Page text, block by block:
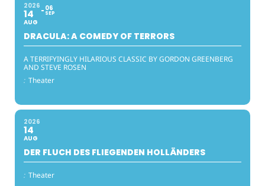
2026
14
AUG
06
SEP
DRACULA: A COMEDY OF TERRORS
A TERRIFYINGLY HILARIOUS CLASSIC BY GORDON GREENBERG
AND STEVE ROSEN
: Theater
2026
14
AUG
DER FLUCH DES FLIEGENDEN HOLLÄNDERS
: Theater